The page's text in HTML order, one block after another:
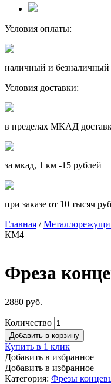
Условия оплаты:
наличный и безналичный
Условия доставки:
в пределах МКАД
за мкад, 1 км -15 рублей
при заказе от 10 тысяч
Главная /
КМ4
Фреза
2880 руб.
Количество
Добавить в корзину
Купить в 1 клик
Добавить в избранное
Добавить в избранное
Категория: Фрезы